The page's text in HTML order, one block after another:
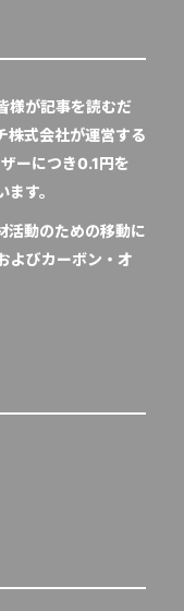
が記事を読むだ
株式会社が運営する
ーにつき0.1円を
す。
活動のための移動に
よびカーボン・オ